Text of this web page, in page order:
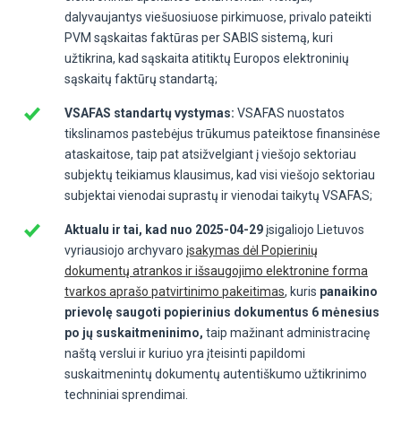
dalyvaujantys viešuosiuose pirkimuose, privalo pateikti
PVM sąskaitas faktūras per SABIS sistemą, kuri
užtikrina, kad sąskaita atitiktų Europos elektroninių
sąskaitų faktūrų standartą;
VSAFAS standartų vystymas: VSAFAS nuostatos
tikslinamos pastebėjus trūkumus pateiktose finansinėse
ataskaitose, taip pat atsižvelgiant į viešojo sektoriau
subjektų teikiamus klausimus, kad visi viešojo sektoriau
subjektai vienodai suprastų ir vienodai taikytų VSAFAS;
Aktualu ir tai, kad nuo 2025-04-29 įsigaliojo Lietuvos
vyriausiojo archyvaro įsakymas dėl Popierinių
dokumentų atrankos ir išsaugojimo elektronine forma
tvarkos aprašo patvirtinimo pakeitimas, kuris panaikino
prievolę saugoti popierinius dokumentus 6 mėnesius
po jų suskaitmeninimo, taip mažinant administracinę
naštą verslui ir kuriuo yra įteisinti papildomi
suskaitmenintų dokumentų autentiškumo užtikrinimo
techniniai sprendimai.